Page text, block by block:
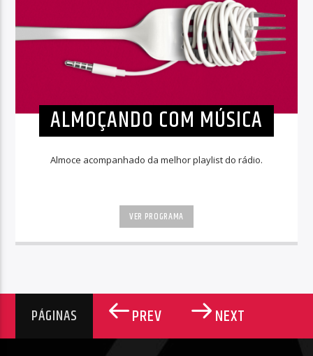
ALMOÇANDO COM MÚSICA
Almoce acompanhado da melhor playlist do rádio.
VER PROGRAMA
PÁGINAS PREV NEXT